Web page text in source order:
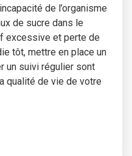
de l’organisme
de sucre dans le
excessive et perte de
tôt, mettre en place un
un suivi régulier sont
qualité de vie de votre